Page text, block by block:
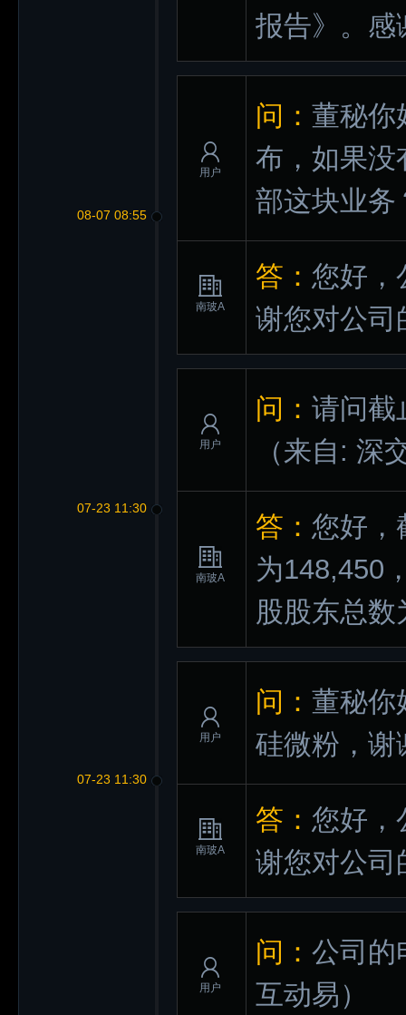
报告》。感
08-07 08:55
用户
问： 董秘你
布，如果没
部这块业务
南玻A
答： 您好，
谢您对公司
07-23 11:30
用户
问： 请问截
（来自: 深
南玻A
答： 您好，
为148,450
股股东总
07-23 11:30
用户
问： 董秘你
硅微粉，谢
南玻A
答： 您好，
谢您对公司
用户
问： 公司的
互动易）